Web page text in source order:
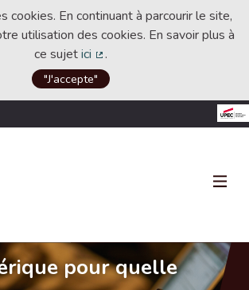
cookies. En continuant à parcourir le site,
utilisation des cookies. En savoir plus à
ce sujetici
(Lien externe)
.
"J'accepte"
pour quelle